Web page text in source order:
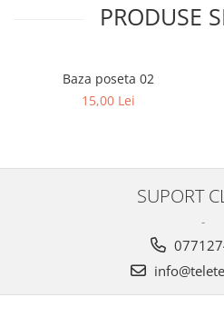
PRODUSE
Baza poseta 02
15,00 Lei
SUPORT
-